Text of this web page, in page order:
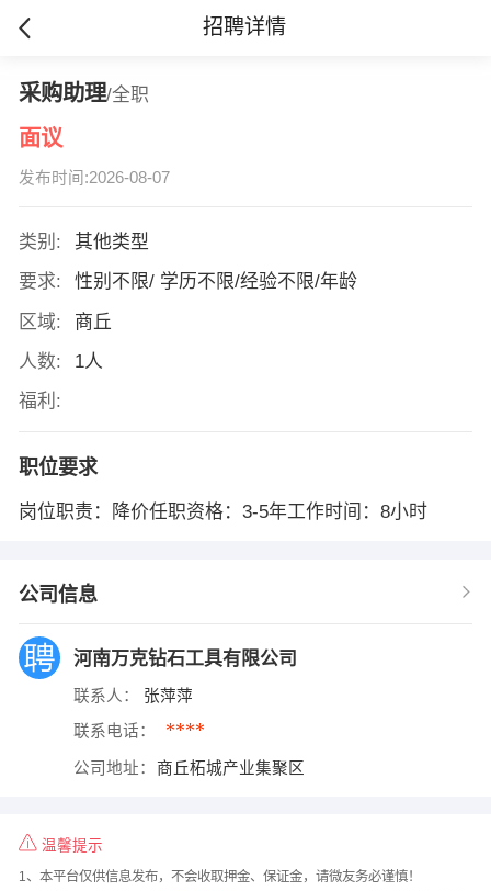
招聘详情
采购助理/全职
面议
发布时间:2026-08-07
类别:
其他类型
要求:
性别不限/ 学历不限/经验不限/年龄
区域:
商丘
人数:
1人
福利:
职位要求
岗位职责：降价任职资格：3-5年工作时间：8小时
公司信息
河南万克钻石工具有限公司
联系人： 张萍萍
联系电话： ****
公司地址： 商丘柘城产业集聚区
温馨提示
1、本平台仅供信息发布，不会收取押金、保证金，请微友务必谨慎！